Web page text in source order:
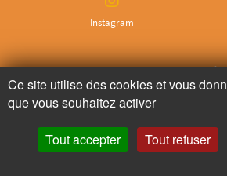
Instagram
Ne ratez plus
Abonnez-vous à notre
Je m’inscris
Ce site utilise des cookies et vous
que vous souhaitez activer
Tout accepter Tout refuser